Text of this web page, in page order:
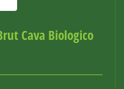
Cava Biologico